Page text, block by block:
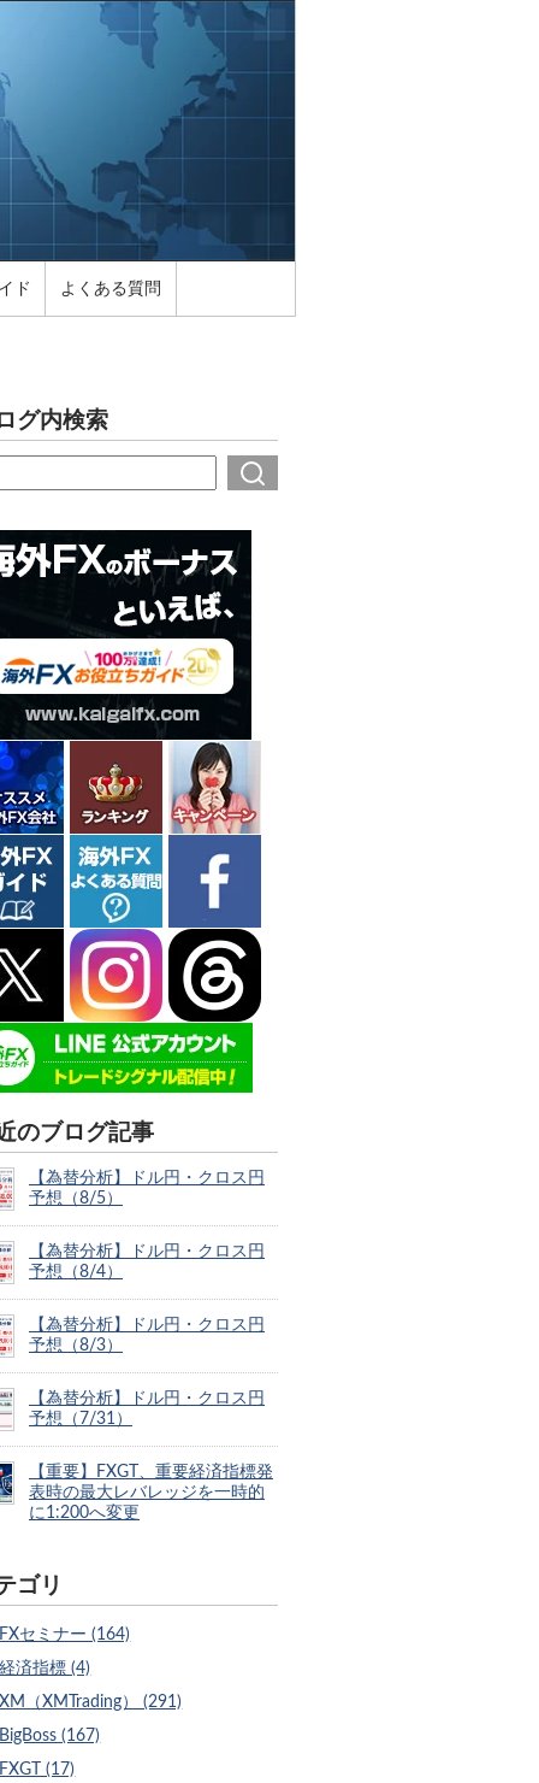
ド よくある質問
グ内検索
のブログ記事
【為替分析】ドル円・クロス円
予想（8/5）
【為替分析】ドル円・クロス円
予想（8/4）
【為替分析】ドル円・クロス円
予想（8/3）
【為替分析】ドル円・クロス円
予想（7/31）
【重要】FXGT、重要経済指標発
表時の最大レバレッジを一時的
に1:200へ変更
ゴリ
FXセミナー (164)
経済指標 (4)
XM（XMTrading） (291)
BigBoss (167)
FXGT (17)